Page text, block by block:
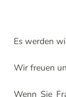
Es werden
Wir freuen
Wenn Sie